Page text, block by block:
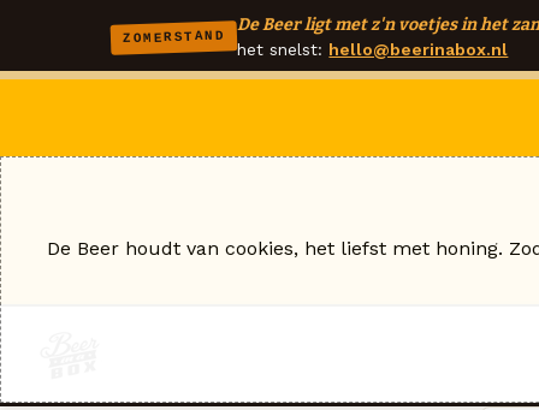
ZOMERSTAND
De Beer ligt met z'n voetjes in het
het snelst: hello@beerinabox.nl
De Beer houdt van cookies, het liefst met honing.